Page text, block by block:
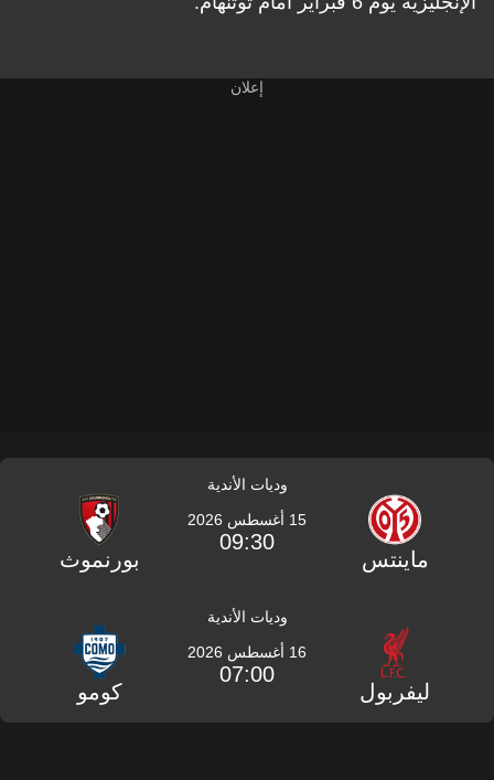
وديات الأندية
ماينتس
15 أغسطس 2026
09:30
بورنموث
وديات الأندية
ليفربول
16 أغسطس 2026
07:00
كومو